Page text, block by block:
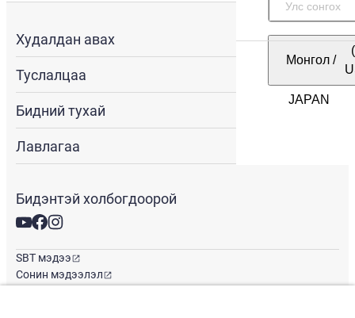
Монгол /
Худалдан авах
Туслалцаа
Бидний тухай
Лавлагаа
Бидэнтэй холбогдоорой
SBT мэдээ
Сонин мэдээлэл